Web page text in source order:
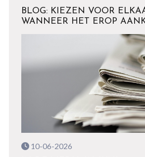
BLOG: KIEZEN VOOR
WANNEER HET EROP
10-06-2026